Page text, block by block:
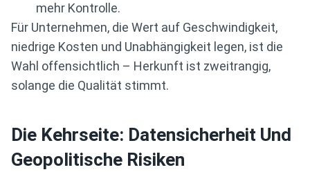
mehr Kontrolle.
Für Unternehmen, die Wert auf Geschwindigkeit,
niedrige Kosten und Unabhängigkeit legen, ist die
Wahl offensichtlich – Herkunft ist zweitrangig,
solange die Qualität stimmt.
Die Kehrseite: Datensicherheit Und
Geopolitische Risiken